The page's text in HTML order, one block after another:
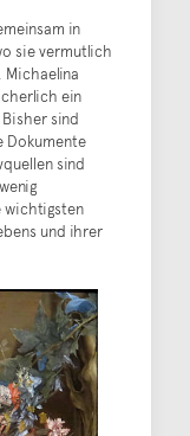
in
sie vermutlich
Michaelina
ein
sind
Dokumente
sind
wichtigsten
und ihrer